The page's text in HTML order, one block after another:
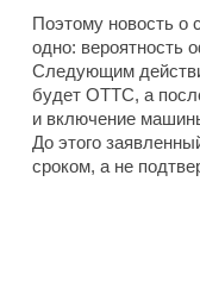
Поэтому новость о
одно: вероятность
Следующим
будет ОТТС, а
и включение
До этого
сроком, а не